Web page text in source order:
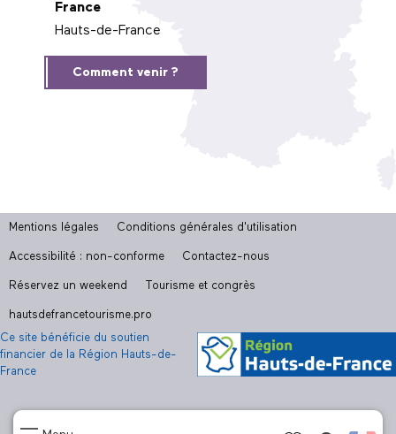
France
Hauts-de-France
Comment venir ?
Mentions légales Conditions générales d'utilisation
Accessibilité : non-conforme Contactez-nous
Réservez un weekend Tourisme et congrès
hautsdefrancetourisme.pro
Ce site bénéficie du soutien
financier de la Région Hauts-de-
France